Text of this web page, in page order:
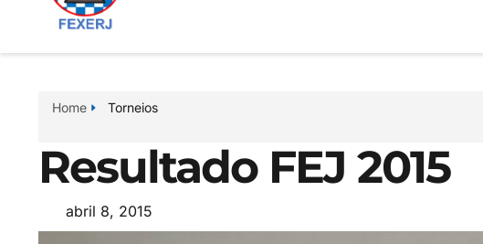
Home Torneios
Resultado FEJ 2015
abril 8, 2015